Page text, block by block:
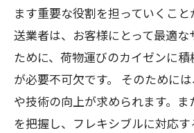
ます重要な役割を担っていくこ
送業者は、お客様にとって最適
ために、荷物運びのカイゼンに
が必要不可欠です。 そのために
や技術の向上が求められます。
を把握し、フレキシブルに対応す